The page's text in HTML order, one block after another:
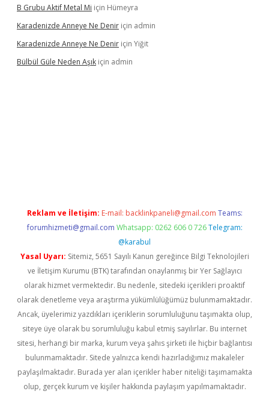
B Grubu Aktif Metal Mi için Hümeyra
Karadenizde Anneye Ne Denir için admin
Karadenizde Anneye Ne Denir için Yiğit
Bülbül Güle Neden Aşık için admin
Reklam ve İletişim: E-mail: backlinkpaneli@gmail.com Teams:
forumhizmeti@gmail.com Whatsapp: 0262 606 0 726 Telegram:
@karabul
Yasal Uyarı: Sitemiz, 5651 Sayılı Kanun gereğince Bilgi Teknolojileri
ve İletişim Kurumu (BTK) tarafından onaylanmış bir Yer Sağlayıcı
olarak hizmet vermektedir. Bu nedenle, sitedeki içerikleri proaktif
olarak denetleme veya araştırma yükümlülüğümüz bulunmamaktadır.
Ancak, üyelerimiz yazdıkları içeriklerin sorumluluğunu taşımakta olup,
siteye üye olarak bu sorumluluğu kabul etmiş sayılırlar. Bu internet
sitesi, herhangi bir marka, kurum veya şahıs şirketi ile hiçbir bağlantısı
bulunmamaktadır. Sitede yalnızca kendi hazırladığımız makaleler
paylaşılmaktadır. Burada yer alan içerikler haber niteliği taşımamakta
olup, gerçek kurum ve kişiler hakkında paylaşım yapılmamaktadır.